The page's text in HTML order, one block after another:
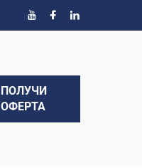
ПОЛУЧИ
ОФЕРТА